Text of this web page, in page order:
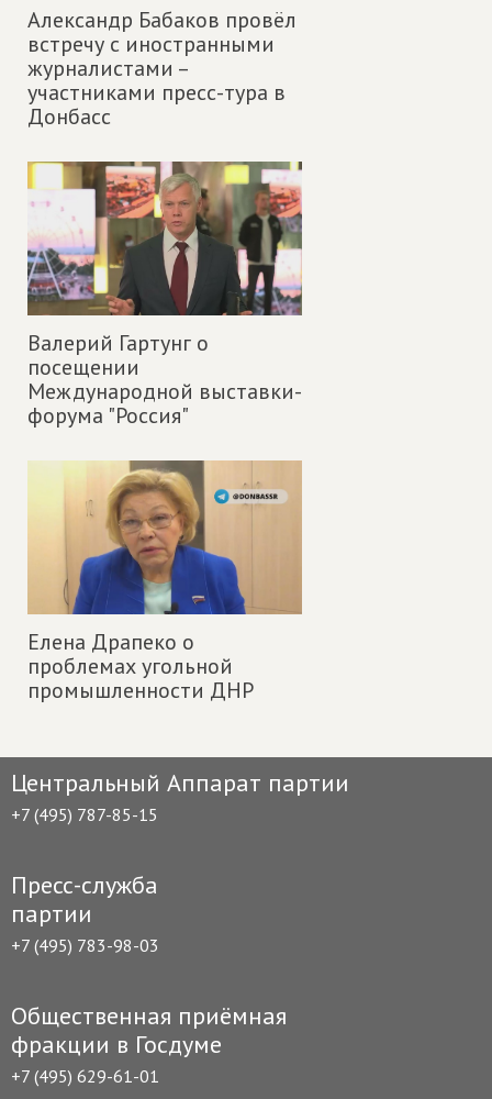
Александр Бабаков провёл
встречу с иностранными
журналистами –
участниками пресс-тура в
Донбасс
Валерий Гартунг о
посещении
Международной выставки-
форума "Россия"
Елена Драпеко о
проблемах угольной
промышленности ДНР
Центральный Аппарат партии
+7 (495) 787-85-15
Пресс-служба
партии
+7 (495) 783-98-03
Общественная приёмная
фракции в Госдуме
+7 (495) 629-61-01